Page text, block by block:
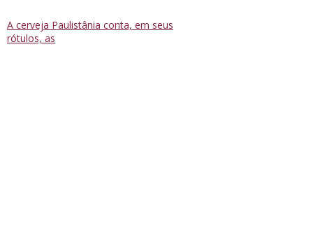
A cerveja Paulistânia conta, em seus
rótulos, as